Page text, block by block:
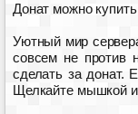
Донат можно
Уютный мир
совсем не против
сделать за донат.
Щелкайте мышкой